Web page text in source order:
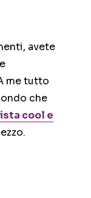
avete
me tutto
che
cool e